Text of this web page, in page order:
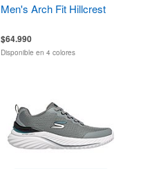
Men's Arch Fit Hillcrest
$64.990
Disponible en 4 colores